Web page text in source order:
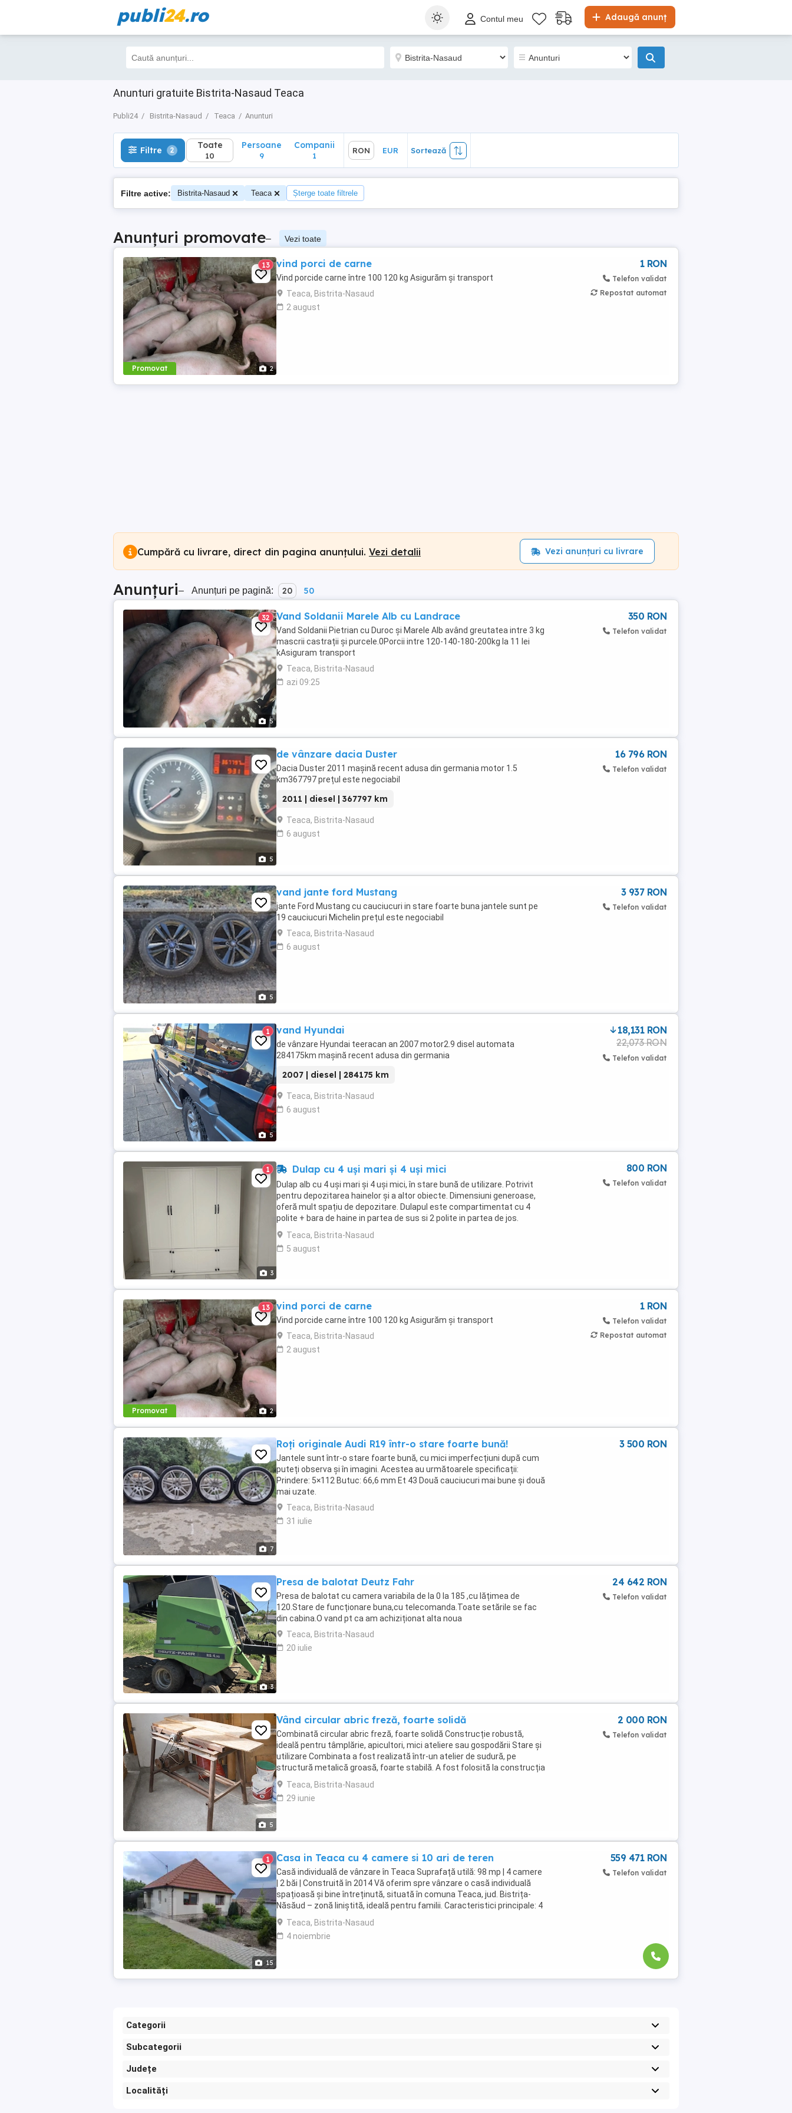
publi24.ro Adaugă anunț
Contul meu
Anunturi gratuite Bistrita-Nasaud Teaca
Publi24 Bistrita-Nasaud Teaca Anunturi
Filtre 2 Toate
10
Sortează
Filtre 2 Toate
10
Persoane
9
Companii
1
RON EUR Sortează
Filtre active: Bistrita-Nasaud Teaca Șterge toate filtrele
Anunțuri promovate– Vezi toate
Promovat 2
13 vind porci de carne
Vind porcide carne între 100 120 kg Asigurăm și transport
Teaca, Bistrita-Nasaud
2 august
1 RON
Telefon validat
Repostat automat
Cumpără cu livrare, direct din pagina anunțului. Vezi detalii Vezi anunțuri cu livrare
Anunțuri– Anunțuri pe pagină: 20 50
5
32 Vand Soldanii Marele Alb cu Landrace
Vand Soldanii Pietrian cu Duroc și Marele Alb având greutatea intre 3 kg
mascrii castrații și purcele.0Porcii intre 120-140-180-200kg la 11 lei
kAsiguram transport
Teaca, Bistrita-Nasaud
azi 09:25
350 RON
Telefon validat
5
de vânzare dacia Duster
Dacia Duster 2011 mașină recent adusa din germania motor 1.5
km367797 prețul este negociabil
2011 | diesel | 367797 km
Teaca, Bistrita-Nasaud
6 august
16 796 RON
Telefon validat
5
vand jante ford Mustang
jante Ford Mustang cu cauciucuri in stare foarte buna jantele sunt pe
19 cauciucuri Michelin prețul este negociabil
Teaca, Bistrita-Nasaud
6 august
3 937 RON
Telefon validat
5
1 vand Hyundai
de vânzare Hyundai teeracan an 2007 motor2.9 disel automata
284175km mașină recent adusa din germania
2007 | diesel | 284175 km
Teaca, Bistrita-Nasaud
6 august
18,131 RON
22,073 RON
Telefon validat
3
1 Dulap cu 4 uși mari și 4 uși mici
Dulap alb cu 4 uși mari și 4 uși mici, în stare bună de utilizare. Potrivit
pentru depozitarea hainelor și a altor obiecte. Dimensiuni generoase,
oferă mult spațiu de depozitare. Dulapul este compartimentat cu 4
polite + bara de haine in partea de sus si 2 polite in partea de jos.
Lățime (cm): 164.4 Adâncime: ...
Teaca, Bistrita-Nasaud
5 august
800 RON
Telefon validat
Promovat 2
13 vind porci de carne
Vind porcide carne între 100 120 kg Asigurăm și transport
Teaca, Bistrita-Nasaud
2 august
1 RON
Telefon validat
Repostat automat
7
Roți originale Audi R19 într-o stare foarte bună!
Jantele sunt într-o stare foarte bună, cu mici imperfecțiuni după cum
puteți observa și în imagini. Acestea au următoarele specificații:
Prindere: 5×112 Butuc: 66,6 mm Et 43 Două cauciucuri mai bune și două
mai uzate.
Teaca, Bistrita-Nasaud
31 iulie
3 500 RON
3
Presa de balotat Deutz Fahr
Presa de balotat cu camera variabila de la 0 la 185 ,cu lățimea de
120.Stare de funcționare buna,cu telecomanda.Toate setările se fac
din cabina.O vand pt ca am achiziționat alta noua
Teaca, Bistrita-Nasaud
20 iulie
24 642 RON
Telefon validat
5
Vând circular abric freză, foarte solidă
Combinată circular abric freză, foarte solidă Construcție robustă,
ideală pentru tâmplărie, apicultori, mici ateliere sau gospodării Stare și
utilizare Combinata a fost realizată într-un atelier de sudură, pe
structură metalică groasă, foarte stabilă. A fost folosită la construcția
unei ...
Teaca, Bistrita-Nasaud
29 iunie
2 000 RON
Telefon validat
15
1 Casa in Teaca cu 4 camere si 10 ari de teren
Casă individuală de vânzare în Teaca Suprafață utilă: 98 mp | 4 camere
| 2 băi | Construită în 2014 Vă oferim spre vânzare o casă individuală
spațioasă și bine întreținută, situată în comuna Teaca, jud. Bistrița-
Năsăud – zonă liniștită, ideală pentru familii. Caracteristici principale: 4
camere ...
Teaca, Bistrita-Nasaud
4 noiembrie
559 471 RON
Telefon validat
Categorii
Subcategorii
Județe
Localități